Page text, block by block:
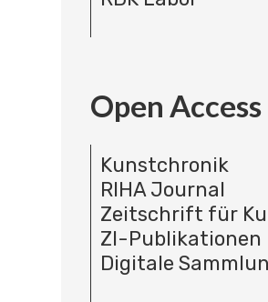
Open Access
Kunstchronik
RIHA Journal
Zeitschrift für
ZI-Publikationen
Digitale